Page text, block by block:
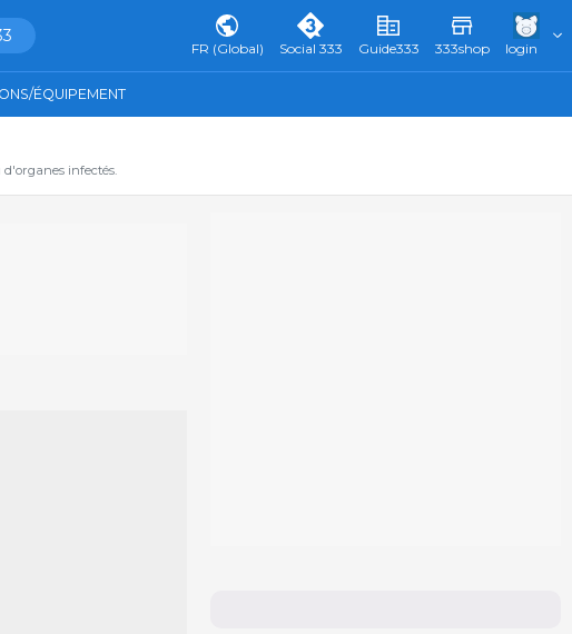
FR (Global) Social 333 Guide333 333shop login
ÉQUIPEMENT
infectés.